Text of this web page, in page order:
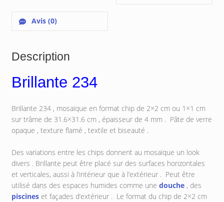
Avis (0)
Description
Brillante 234
Brillante 234 , mosaïque en format chip de 2×2 cm ou 1×1 cm
sur trâme de 31.6×31.6 cm , épaisseur de 4 mm . Pâte de verre
opaque , texture flamé , textile et biseauté .
Des variations entre les chips donnent au mosaïque un look
divers . Brillante peut être placé sur des surfaces horizontales
et verticales, aussi à l’intérieur que à l’extérieur . Peut être
utilisé dans des espaces humides comme une douche, des
piscineset façades d’extérieur . Le format du chip de 2×2 cm